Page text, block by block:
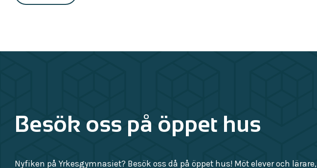
Besök oss på öppet hus
Nyfiken på Yrkesgymnasiet? Besök oss då på öppet hus! Möt elever och lärare,